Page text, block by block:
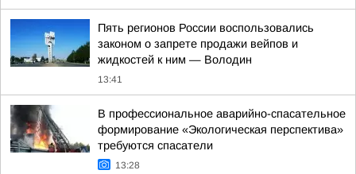
Пять регионов России воспользовались
законом о запрете продажи вейпов и
жидкостей к ним — Володин
13:41
В профессиональное аварийно-спасательное
формирование «Экологическая перспектива»
требуются спасатели
13:28